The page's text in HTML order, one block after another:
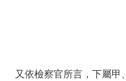
又依檢察官所言，下屬甲